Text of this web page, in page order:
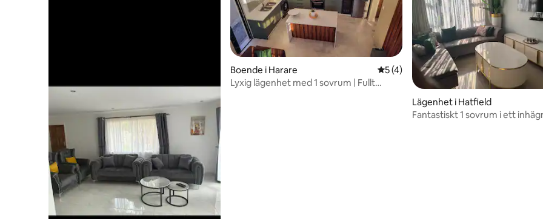
Boende i Harare 5 av 5 i genomsnittligt betyg, 4
5 (4)
Lyxig lägenhet med 1 sovrum | Fullt
Lägenhet i Hatfield
Fantastiskt 1 sovrum i ett